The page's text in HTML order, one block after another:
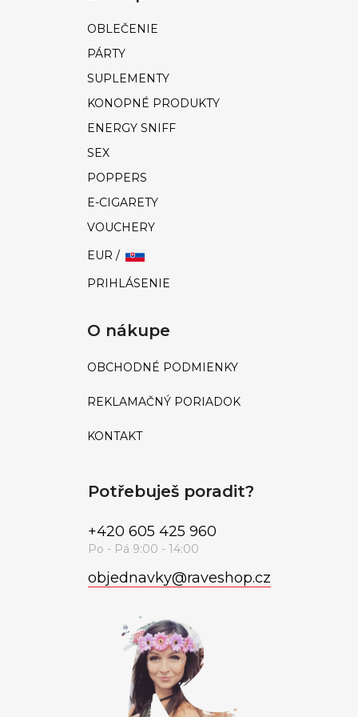
OBLEČENIE
PÁRTY
SUPLEMENTY
KONOPNÉ PRODUKTY
ENERGY SNIFF
SEX
POPPERS
E-CIGARETY
VOUCHERY
EUR /
PRIHLÁSENIE
O nákupe
OBCHODNÉ PODMIENKY
REKLAMAČNÝ PORIADOK
KONTAKT
Potřebuješ poradit?
objednavky@raveshop.cz
+420 605 425 960